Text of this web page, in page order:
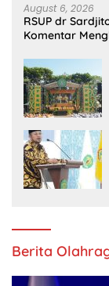
August 6, 2026
RSUP dr
Komentar
Berita